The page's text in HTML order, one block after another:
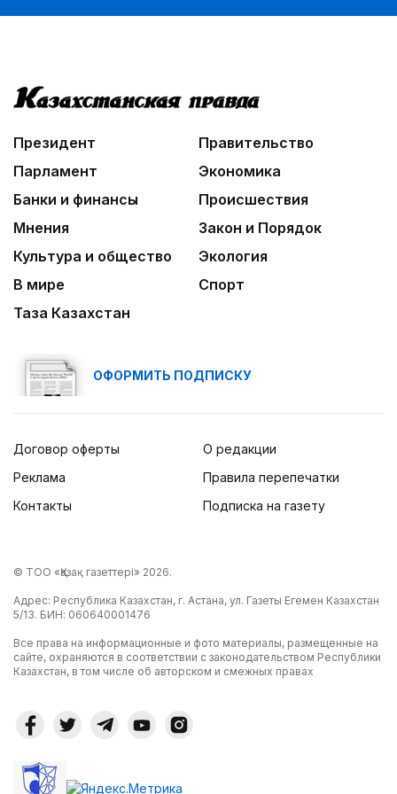
Президент
Правительство
Парламент
Экономика
Банки и финансы
Происшествия
Мнения
Закон и Порядок
Культура и общество
Экология
В мире
Спорт
Таза Казахстан
ОФОРМИТЬ ПОДПИСКУ
Договор оферты
Реклама
Контакты
О редакции
Правила перепечатки
Подписка на газету
© ТОО «Қазақ газеттері» 2026.
Адрес: Республика Казахстан, г. Астана, ул. Газеты Егемен Казахстан
5/13. БИН: 060640001476
Все права на информационные и фото материалы, размещенные на
сайте, охраняются в соответствии с законодательством Республики
Казахстан, в том числе об авторском и смежных правах